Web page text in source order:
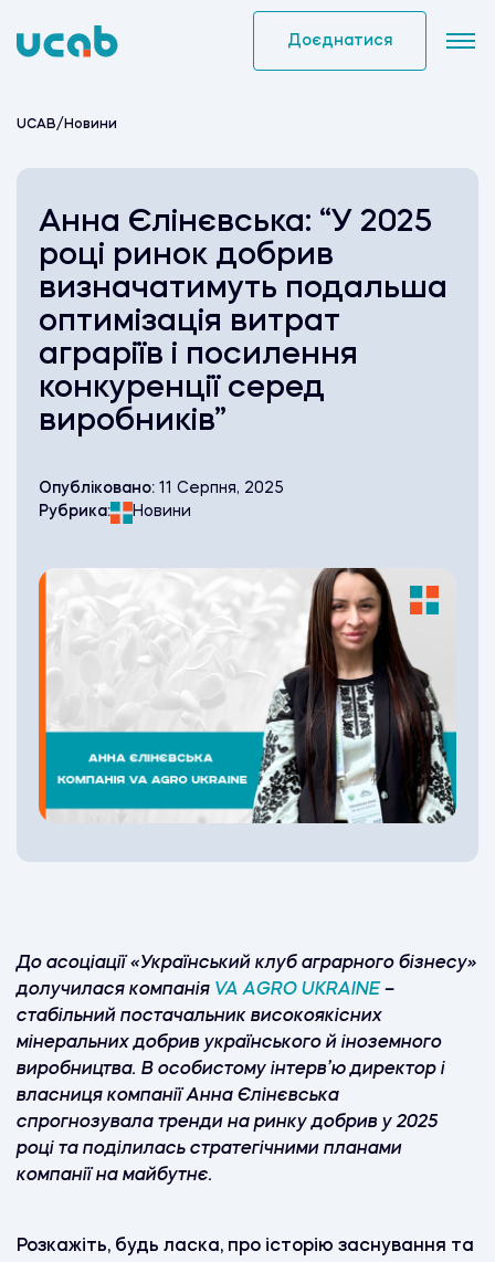
to
Доєднатися
UCAB/ Новини
Анна Єлінєвська: “У 2025
році ринок добрив
визначатимуть подальша
оптимізація витрат
аграріїв і посилення
конкуренції серед
виробників”
Опубліковано: 11 Серпня, 2025
Рубрика:
Новини
До асоціації «Український клуб аграрного бізнесу»
долучилася компанія VA AGRO UKRAINE –
стабільний постачальник високоякісних
мінеральних добрив українського й іноземного
виробництва. В особистому інтерв’ю директор і
власниця компанії Анна Єлінєвська
спрогнозувала тренди на ринку добрив у 2025
році та поділилась стратегічними планами
компанії на майбутнє.
Розкажіть, будь ласка, про історію заснування та